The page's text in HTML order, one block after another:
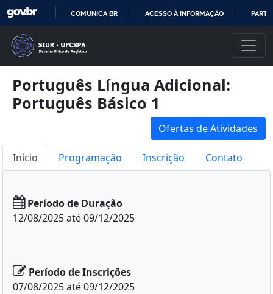
COMUNICA BR ACESSO À INFORMAÇÃO
Português Língua Adicional:
Português Básico 1
Ofertas de Atividades
Início Programação Inscrição Contato
Período de Duração
12/08/2025 até 09/12/2025
Período de Inscrições
07/08/2025 até 09/12/2025